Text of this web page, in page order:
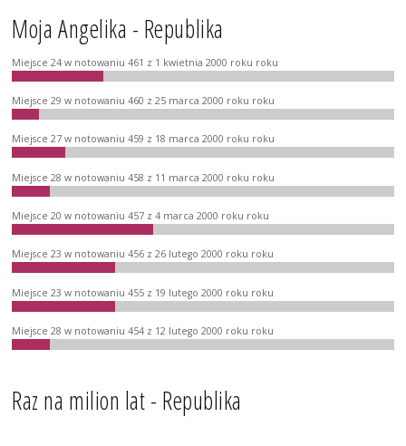
Moja Angelika - Republika
Miejsce 24 w notowaniu 461 z 1 kwietnia 2000 roku roku
Miejsce 29 w notowaniu 460 z 25 marca 2000 roku roku
Miejsce 27 w notowaniu 459 z 18 marca 2000 roku roku
Miejsce 28 w notowaniu 458 z 11 marca 2000 roku roku
Miejsce 20 w notowaniu 457 z 4 marca 2000 roku roku
Miejsce 23 w notowaniu 456 z 26 lutego 2000 roku roku
Miejsce 23 w notowaniu 455 z 19 lutego 2000 roku roku
Miejsce 28 w notowaniu 454 z 12 lutego 2000 roku roku
Raz na milion lat - Republika